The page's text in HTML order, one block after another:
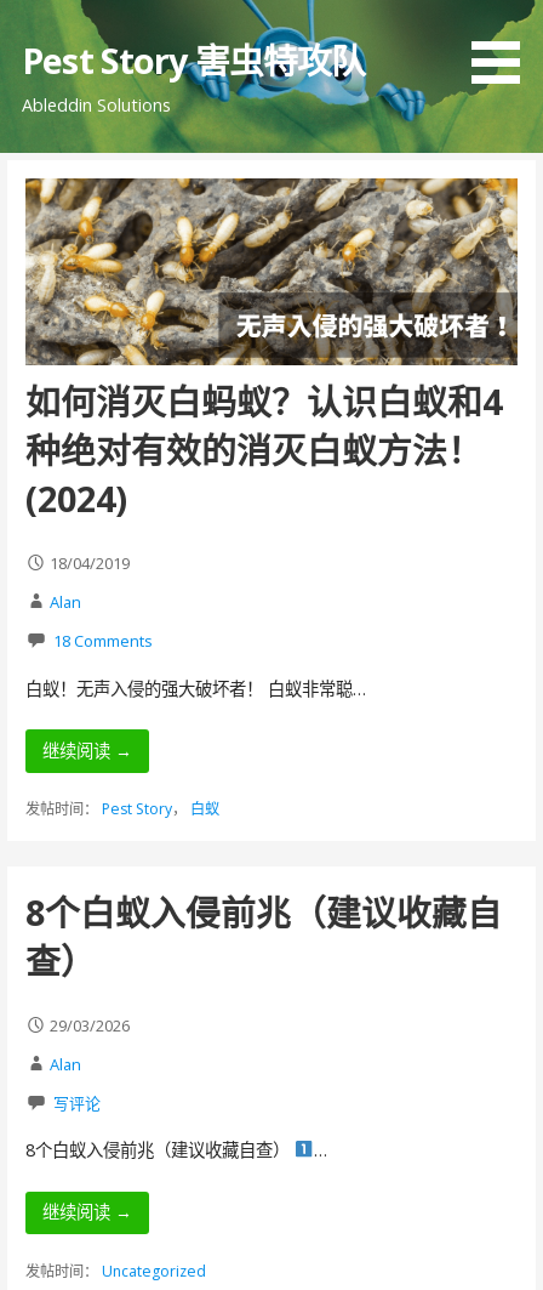
Pest Story 害虫特攻队
Ableddin Solutions
如何消灭白蚂蚁？认识白蚁和4
种绝对有效的消灭白蚁方法！
(2024)
18/04/2019
Alan
18 Comments
白蚁！无声入侵的强大破坏者！ 白蚁非常聪…
继续阅读 →
发帖时间： Pest Story， 白蚁
8个白蚁入侵前兆（建议收藏自
查）
29/03/2026
Alan
写评论
8个白蚁入侵前兆（建议收藏自查） …
继续阅读 →
发帖时间： Uncategorized